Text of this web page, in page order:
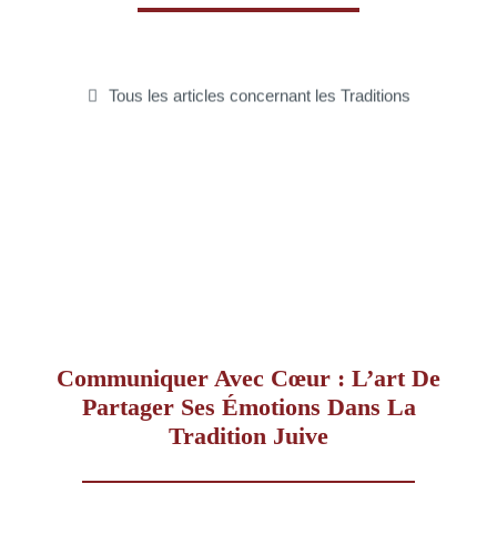
Tous les articles concernant les Traditions
Communiquer Avec Cœur : L’art De
Partager Ses Émotions Dans La
Tradition Juive